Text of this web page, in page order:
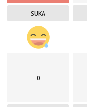
SUKA
0